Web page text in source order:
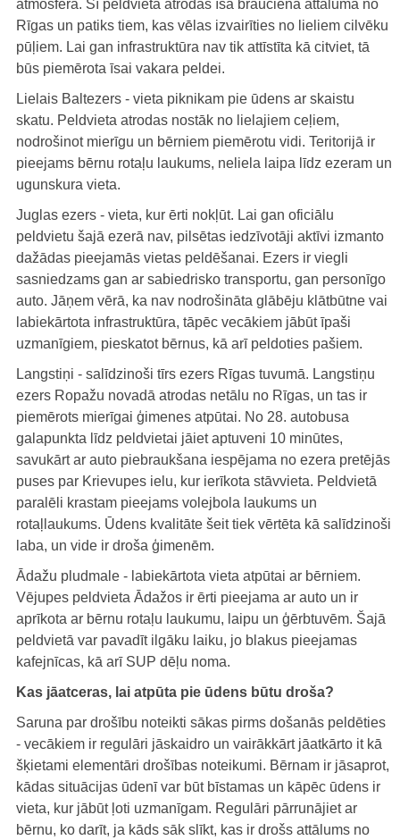
atmosfēra. Šī peldvieta atrodas īsa brauciena attālumā no
Rīgas un patiks tiem, kas vēlas izvairīties no lieliem cilvēku
pūļiem. Lai gan infrastruktūra nav tik attīstīta kā citviet, tā
būs piemērota īsai vakara peldei.
Lielais Baltezers - vieta piknikam pie ūdens ar skaistu
skatu. Peldvieta atrodas nostāk no lielajiem ceļiem,
nodrošinot mierīgu un bērniem piemērotu vidi. Teritorijā ir
pieejams bērnu rotaļu laukums, neliela laipa līdz ezeram un
ugunskura vieta.
Juglas ezers - vieta, kur ērti nokļūt. Lai gan oficiālu
peldvietu šajā ezerā nav, pilsētas iedzīvotāji aktīvi izmanto
dažādas pieejamās vietas peldēšanai. Ezers ir viegli
sasniedzams gan ar sabiedrisko transportu, gan personīgo
auto. Jāņem vērā, ka nav nodrošināta glābēju klātbūtne vai
labiekārtota infrastruktūra, tāpēc vecākiem jābūt īpaši
uzmanīgiem, pieskatot bērnus, kā arī peldoties pašiem.
Langstiņi - salīdzinoši tīrs ezers Rīgas tuvumā. Langstiņu
ezers Ropažu novadā atrodas netālu no Rīgas, un tas ir
piemērots mierīgai ģimenes atpūtai. No 28. autobusa
galapunkta līdz peldvietai jāiet aptuveni 10 minūtes,
savukārt ar auto piebraukšana iespējama no ezera pretējās
puses par Krievupes ielu, kur ierīkota stāvvieta. Peldvietā
paralēli krastam pieejams volejbola laukums un
rotaļlaukums. Ūdens kvalitāte šeit tiek vērtēta kā salīdzinoši
laba, un vide ir droša ģimenēm.
Ādažu pludmale - labiekārtota vieta atpūtai ar bērniem.
Vējupes peldvieta Ādažos ir ērti pieejama ar auto un ir
aprīkota ar bērnu rotaļu laukumu, laipu un ģērbtuvēm. Šajā
peldvietā var pavadīt ilgāku laiku, jo blakus pieejamas
kafejnīcas, kā arī SUP dēļu noma.
Kas jāatceras, lai atpūta pie ūdens būtu droša?
Saruna par drošību noteikti sākas pirms došanās peldēties
- vecākiem ir regulāri jāskaidro un vairākkārt jāatkārto it kā
šķietami elementāri drošības noteikumi. Bērnam ir jāsaprot,
kādas situācijas ūdenī var būt bīstamas un kāpēc ūdens ir
vieta, kur jābūt ļoti uzmanīgam. Regulāri pārrunājiet ar
bērnu, ko darīt, ja kāds sāk slīkt, kas ir drošs attālums no